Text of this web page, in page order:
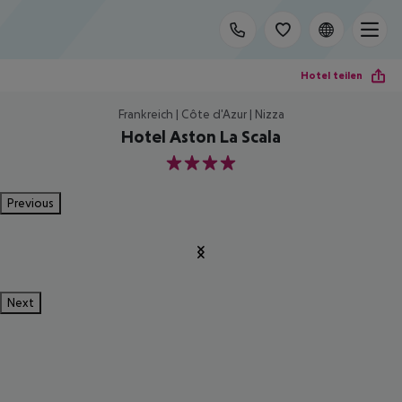
Hotel teilen
Frankreich | Côte d'Azur | Nizza
Hotel Aston La Scala
4
Previous
Next